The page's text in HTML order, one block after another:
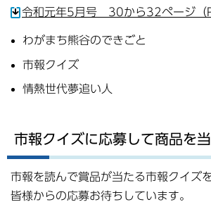
令和元年5月号 30から32ページ（
わがまち熊谷のできごと
市報クイズ
情熱世代夢追い人
市報クイズに応募して商品を当
市報を読んで賞品が当たる市報クイズ
皆様からの応募お待ちしています。